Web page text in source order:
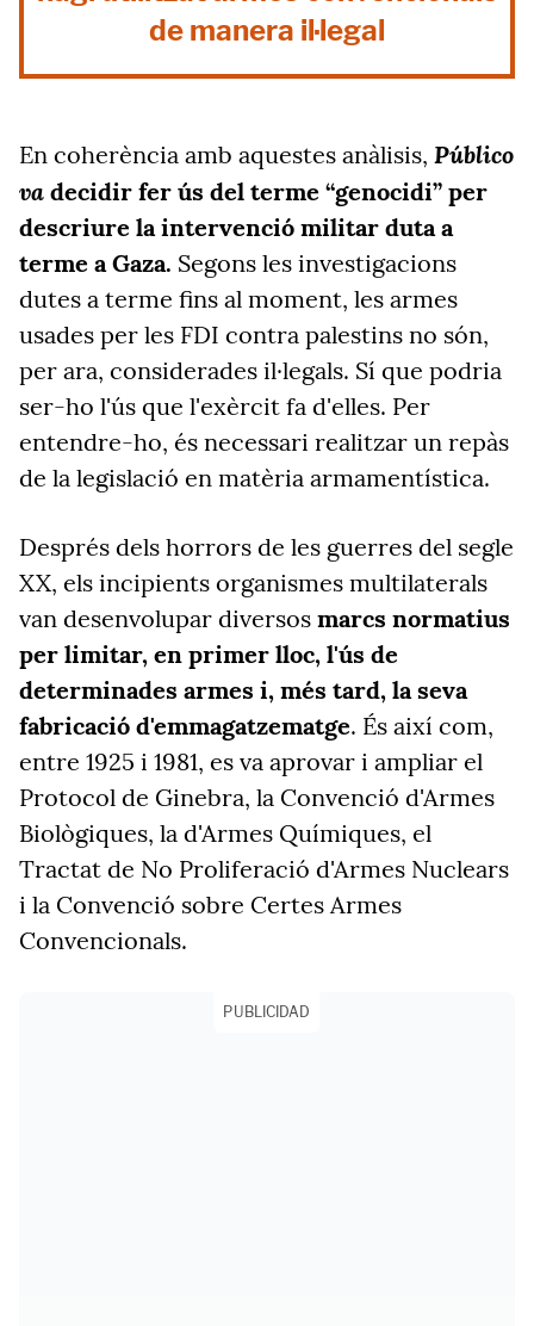
de manera il·legal
En coherència amb aquestes anàlisis, Público
va decidir fer ús del terme “genocidi” per
descriure la intervenció militar duta a
terme a Gaza. Segons les investigacions
dutes a terme fins al moment, les armes
usades per les FDI contra palestins no són,
per ara, considerades il·legals. Sí que podria
ser-ho l'ús que l'exèrcit fa d'elles. Per
entendre-ho, és necessari realitzar un repàs
de la legislació en matèria armamentística.
Després dels horrors de les guerres del segle
XX, els incipients organismes multilaterals
van desenvolupar diversos marcs normatius
per limitar, en primer lloc, l'ús de
determinades armes i, més tard, la seva
fabricació d'emmagatzematge. És així com,
entre 1925 i 1981, es va aprovar i ampliar el
Protocol de Ginebra, la Convenció d'Armes
Biològiques, la d'Armes Químiques, el
Tractat de No Proliferació d'Armes Nuclears
i la Convenció sobre Certes Armes
Convencionals.
PUBLICIDAD